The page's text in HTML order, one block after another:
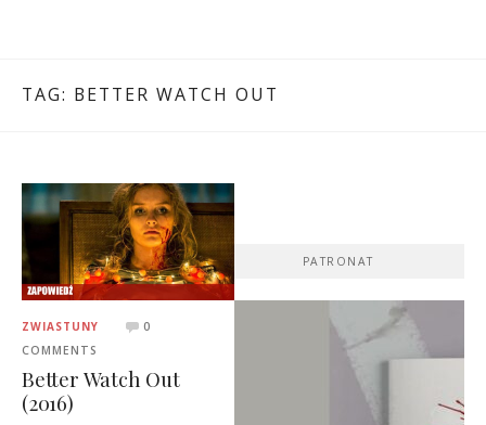
TAG: BETTER WATCH OUT
ZWIASTUNY
0
COMMENTS
Better Watch Out
(2016)
PATRONAT